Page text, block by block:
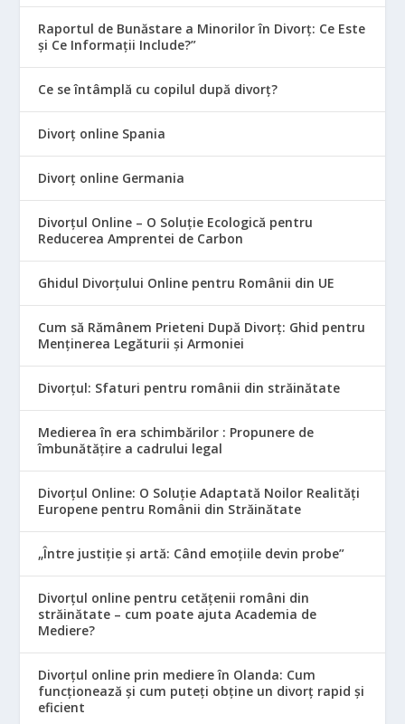
Raportul de Bunăstare a Minorilor în Divorț: Ce Este
și Ce Informații Include?”
Ce se întâmplă cu copilul după divorț?
Divorț online Spania
Divorț online Germania
Divorțul Online – O Soluție Ecologică pentru
Reducerea Amprentei de Carbon
Ghidul Divorțului Online pentru Românii din UE
Cum să Rămânem Prieteni După Divorț: Ghid pentru
Menținerea Legăturii și Armoniei
Divorțul: Sfaturi pentru românii din străinătate
Medierea în era schimbărilor : Propunere de
îmbunătățire a cadrului legal
Divorțul Online: O Soluție Adaptată Noilor Realități
Europene pentru Românii din Străinătate
„Între justiție și artă: Când emoțiile devin probe”
Divorțul online pentru cetățenii români din
străinătate – cum poate ajuta Academia de
Mediere?
Divorțul online prin mediere în Olanda: Cum
funcționează și cum puteți obține un divorț rapid și
eficient